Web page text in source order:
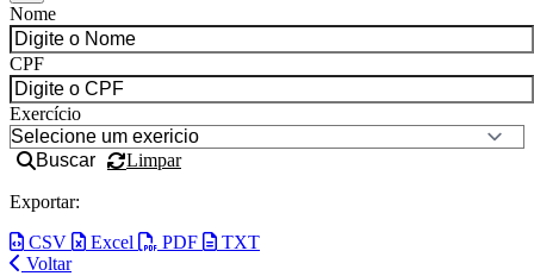
Nome
CPF
Exercício
Buscar Limpar
Exportar:
CSV
Excel PDF
TXT
Voltar